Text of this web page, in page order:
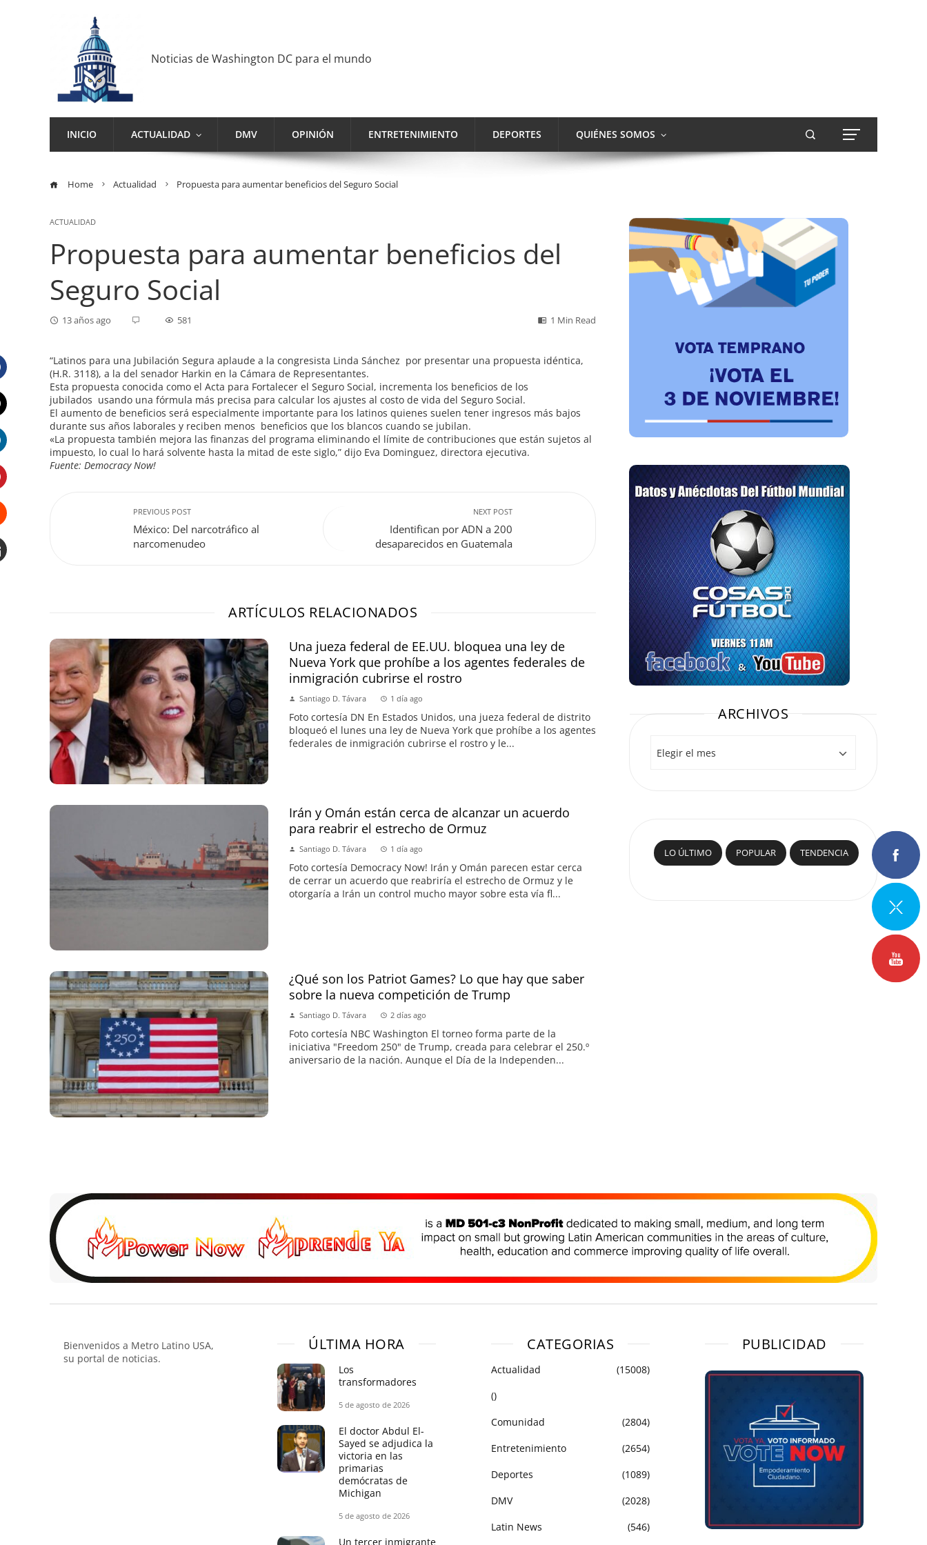
Noticias de Washington DC para el mundo
INICIO ACTUALIDAD DMV OPINIÓN ENTRETENIMIENTO DEPORTES QUIÉNES SOMOS
Home Actualidad Propuesta para aumentar beneficios del Seguro Social
ACTUALIDAD
Propuesta para aumentar beneficios del
Seguro Social
13 años ago 581 1 Min Read
“Latinos para una Jubilación Segura aplaude a la congresista Linda Sánchez por presentar una propuesta idéntica,
(H.R. 3118), a la del senador Harkin en la Cámara de Representantes.
Esta propuesta conocida como el Acta para Fortalecer el Seguro Social, incrementa los beneficios de los
jubilados usando una fórmula más precisa para calcular los ajustes al costo de vida del Seguro Social.
El aumento de beneficios será especialmente importante para los latinos quienes suelen tener ingresos más bajos
durante sus años laborales y reciben menos beneficios que los blancos cuando se jubilan.
«La propuesta también mejora las finanzas del programa eliminando el límite de contribuciones que están sujetos al
impuesto, lo cual lo hará solvente hasta la mitad de este siglo,” dijo Eva Dominguez, directora ejecutiva.
Fuente: Democracy Now!
PREVIOUS POST
México: Del narcotráfico al
narcomenudeo
NEXT POST
Identifican por ADN a 200
desaparecidos en Guatemala
ARTÍCULOS RELACIONADOS
Una jueza federal de EE.UU. bloquea una ley de
Nueva York que prohíbe a los agentes federales de
inmigración cubrirse el rostro
Santiago D. Távara 1 día ago
Foto cortesía DN En Estados Unidos, una jueza federal de distrito
bloqueó el lunes una ley de Nueva York que prohíbe a los agentes
federales de inmigración cubrirse el rostro y le...
Irán y Omán están cerca de alcanzar un acuerdo
para reabrir el estrecho de Ormuz
Santiago D. Távara 1 día ago
Foto cortesía Democracy Now! Irán y Omán parecen estar cerca
de cerrar un acuerdo que reabriría el estrecho de Ormuz y le
otorgaría a Irán un control mucho mayor sobre esta vía fl...
¿Qué son los Patriot Games? Lo que hay que saber
sobre la nueva competición de Trump
Santiago D. Távara 2 días ago
Foto cortesía NBC Washington El torneo forma parte de la
iniciativa "Freedom 250" de Trump, creada para celebrar el 250.º
aniversario de la nación. Aunque el Día de la Independen...
ARCHIVOS
LO ÚLTIMO POPULAR TENDENCIA
Bienvenidos a Metro Latino USA,
su portal de noticias.
ÚLTIMA HORA
Los
transformadores
5 de agosto de 2026
El doctor Abdul El-
Sayed se adjudica la
victoria en las
primarias
demócratas de
Michigan
5 de agosto de 2026
Un tercer inmigrante
CATEGORIAS
Actualidad
(15008)
()
Comunidad
(2804)
Entretenimiento
(2654)
Deportes
(1089)
DMV
(2028)
Latin News
(546)
PUBLICIDAD